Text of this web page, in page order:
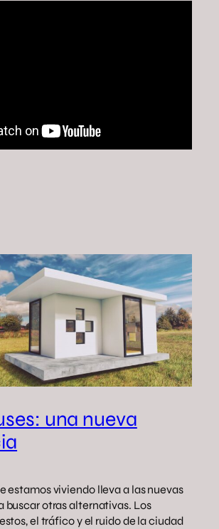
una nueva
estamos viviendo lleva a las nuevas
buscar otras alternativas. Los
el tráfico y el ruido de la ciudad